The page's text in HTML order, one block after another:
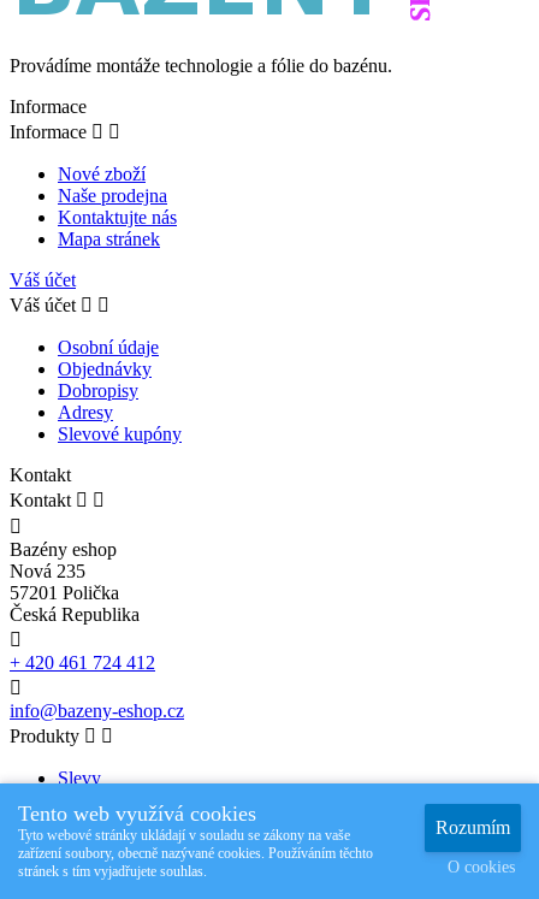
Provádíme montáže technologie a fólie do bazénu.
Informace
Informace  
Nové zboží
Naše prodejna
Kontaktujte nás
Mapa stránek
Váš účet
Váš účet  
Osobní údaje
Objednávky
Dobropisy
Adresy
Slevové kupóny
Kontakt
Kontakt  

Bazény eshop
Nová 235
57201 Polička
Česká Republika

+ 420 461 724 412

info@bazeny-eshop.cz
Produkty  
Slevy
Nejprodávanější
Naše společnost  
Tento web využívá cookies
Tyto webové stránky ukládají v souladu se zákony na vaše
zařízení soubory, obecně nazývané cookies. Používáním těchto
stránek s tím vyjadřujete souhlas.
Rozumím
O cookies